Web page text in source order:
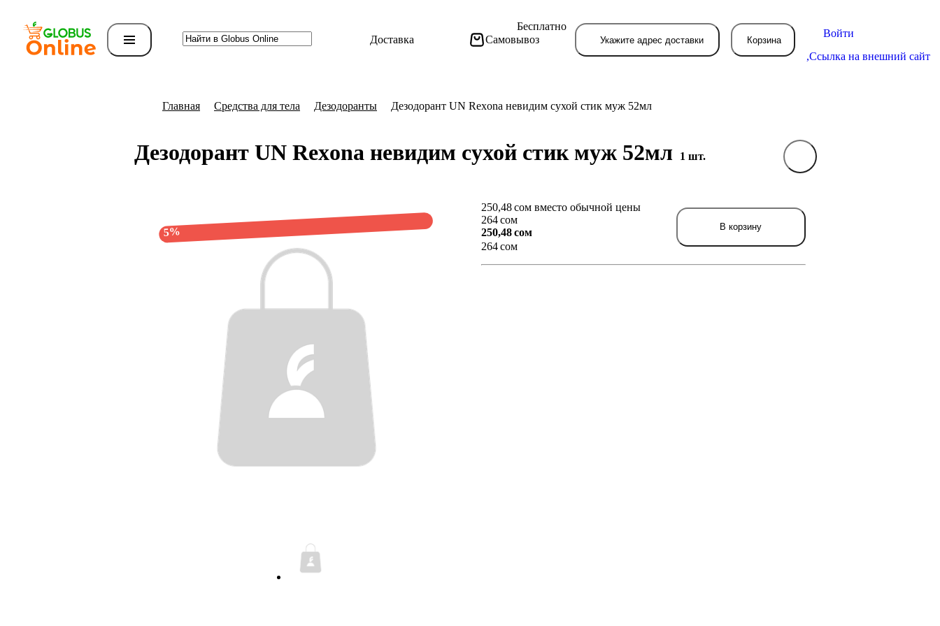
Доставка Самовывоз
Бесплатно
Укажите адрес доставки Корзина
Войти
,Ссылка на внешний сайт
Главная Средства для тела Дезодоранты Дезодорант UN Rexona невидим сухой стик муж 52мл
Дезодорант UN Rexona невидим сухой стик муж 52мл 1 шт.
5%
250,48 сом вместо обычной цены
264 сом
250,48 сом
264 сом
В корзину
В вашей корзине
Тут появятся товары, которые вы закажете.